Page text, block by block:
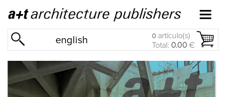
english 0 artículo(s)
Total: 0.00 €